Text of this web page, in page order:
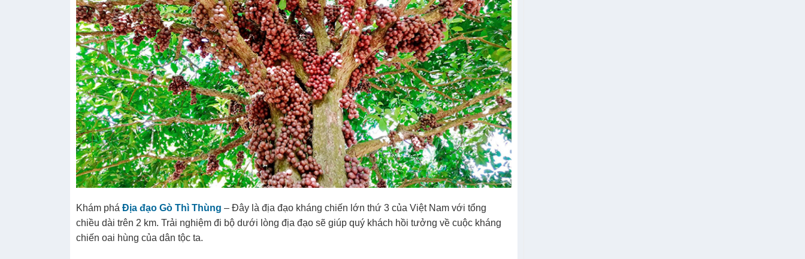
Khám phá Địa đạo Gò Thì Thùng– Đây là địa đạo kháng chiến lớn thứ 3 của Việt Nam với tổng
chiều dài trên 2 km. Trải nghiệm đi bộ dưới lòng địa đạo sẽ giúp quý khách hồi tưởng về cuộc kháng
chiến oai hùng của dân tộc ta.